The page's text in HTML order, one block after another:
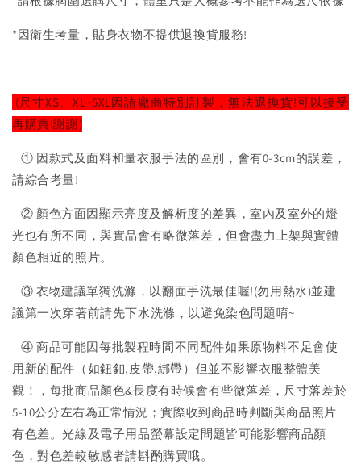
*因衛生考量，貼身衣物不提供退換貨服務!
(尺寸XS、XL~5XL因請廠商特別訂製，無法退換貨!可以接受
再購買!謝謝)
① 因款式及面料和量衣服手法的區別，會有0-3cm的誤差，
請綜合考量!
② 顏色方面因顯示亮度及解析度的差異，室內及室外的燈
光也有所不同，與實品會有略微落差，但會盡力上架與實體
顏色相近的照片。
③ 衣物建議單獨洗滌，以翻面手洗最佳喔!(勿用熱水)並建
議第一次穿著前請先下水洗滌，以避免染色問題唷~
④ 商品可能因每批製程時間不同配件如果原物料不足會使
用新的配件（如鈕釦,皮帶,綁帶）但並不影響衣服整體美
觀！，每批商品顏色&長度有時候會有些微落差，尺寸落差於
5-10公分左右為正常情況；實際收到商品時判斷與商品照片
有色差。光線及電子用品螢幕設定問題皆可能影響商品顏
色，對色差較敏感者請斟酌購買哦。